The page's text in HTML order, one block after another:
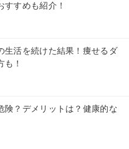
すすめも紹介！
生活を続けた結果！痩せるダ
！
険？デメリットは？健康的な